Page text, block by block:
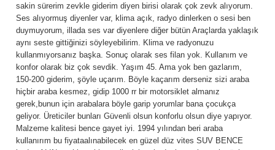
sakin sürerim zevkle giderim diyen birisi olarak çok zevk alıyorum.
Ses alıyormuş diyenler var, klima açık, radyo dinlerken o sesi ben
duymuyorum, illada ses var diyenlere diğer bütün Araçlarda yaklaşık
aynı seste gittiğinizi söyleyebilirim. Klima ve radyonuzu
kullanmıyorsanız başka. Sonuç olarak ses filan yok. Kullanım ve
konfor olarak biz çok sevdik. Yaşım 45. Ama yok ben gazlarım,
150-200 giderim, şöyle uçarım. Böyle kaçarım derseniz sizi araba
hiçbir araba kesmez, gidip 1000 rr bir motorsiklet almanız
gerek,bunun için arabalara böyle garip yorumlar bana çocukça
geliyor. Üreticiler bunları Güvenli olsun konforlu olsun diye yapıyor.
Malzeme kalitesi bence gayet iyi. 1994 yılından beri araba
kullanırım bu fiyataalınabilecek en güzel düz vites SUV BENCE